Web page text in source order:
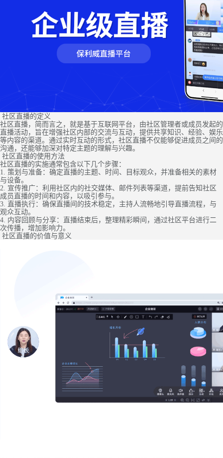
社区直播的定义
社区直播，简而言之，就是基于互联网平台，由社区管理者或成员发起的
直播活动，旨在增强社区内部的交流与互动，提供共享知识、经验、娱乐
等内容的渠道。通过实时互动的形式，社区直播不仅能够促进成员之间的
沟通，还能够加深对特定主题的理解与兴趣。
社区直播的使用方法
社区直播的实施通常包含以下几个步骤：
1. 策划与准备：确定直播的主题、时间、目标观众，并准备相关的素材
与设备。
2. 宣传推广：利用社区内的社交媒体、邮件列表等渠道，提前告知社区
成员直播的时间和内容，以吸引参与。
3. 直播执行：确保直播间的技术稳定，主持人流畅地引导直播流程，与
观众互动。
4. 内容回顾与分享：直播结束后，整理精彩瞬间，通过社区平台进行二
次传播，增加影响力。
社区直播的价值与意义